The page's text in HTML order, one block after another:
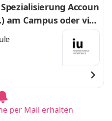
Accoun
am Campus oder virt
per Mail erhalten